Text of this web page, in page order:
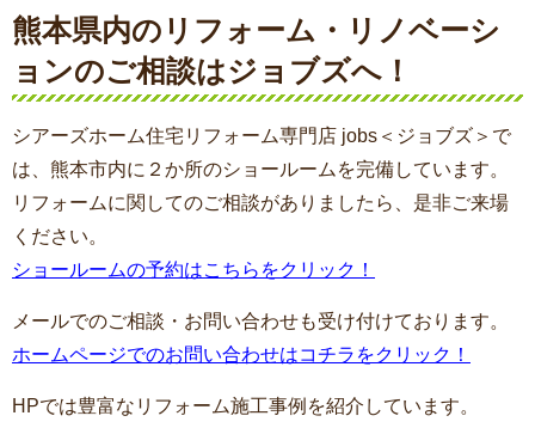
熊本県内のリフォーム・リノベーシ
ョンのご相談はジョブズへ！
シアーズホーム住宅リフォーム専門店 jobs＜ジョブズ＞で
は、熊本市内に２か所のショールームを完備しています。
リフォームに関してのご相談がありましたら、是非ご来場
ください。
ショールームの予約はこちらをクリック！
メールでのご相談・お問い合わせも受け付けております。
ホームページでのお問い合わせはコチラをクリック！
HPでは豊富なリフォーム施工事例を紹介しています。